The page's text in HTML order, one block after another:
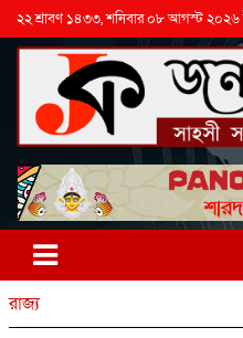
২২ শ্রাবণ ১৪৩৩, শনিবার ০৮ আগস্ট ২০২৬
রাজ্য